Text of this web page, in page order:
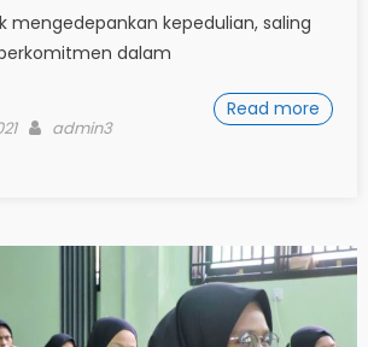
mengedepankan kepedulian, saling
dalam
Read more
Author
admin3